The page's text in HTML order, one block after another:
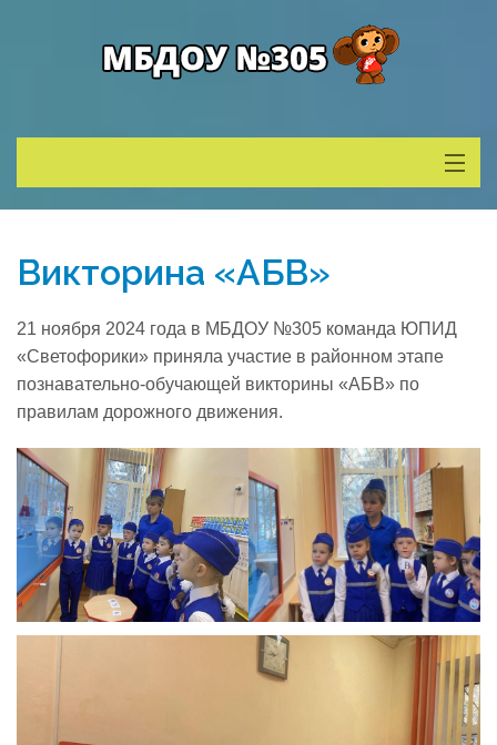
Деятельность
Родителям
Учитель года
Противодействие коррупции
Реализация соц заказа
Напишите нам
Викторина «АБВ»
21 ноября 2024 года в МБДОУ №305 команда ЮПИД
«Светофорики» приняла участие в районном этапе
познавательно-обучающей викторины «АБВ» по
правилам дорожного движения.